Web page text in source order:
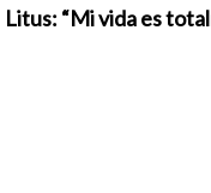
Litus: “Mi vida es